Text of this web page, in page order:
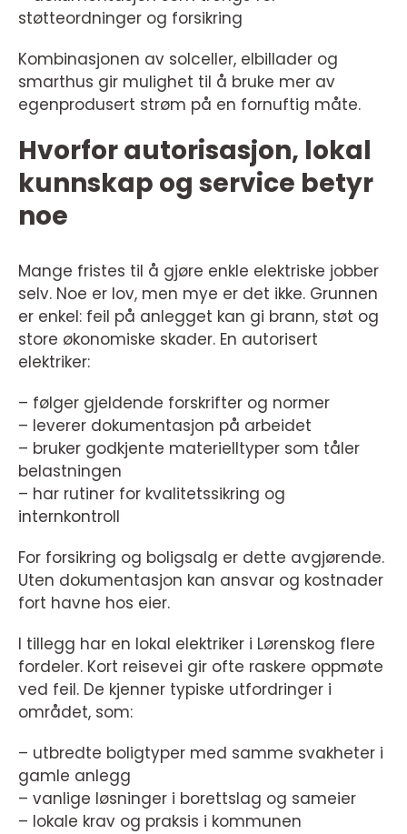
støtteordninger og forsikring
Kombinasjonen av solceller, elbillader og
smarthus gir mulighet til å bruke mer av
egenprodusert strøm på en fornuftig måte.
Hvorfor autorisasjon, lokal
kunnskap og service betyr
noe
Mange fristes til å gjøre enkle elektriske jobber
selv. Noe er lov, men mye er det ikke. Grunnen
er enkel: feil på anlegget kan gi brann, støt og
store økonomiske skader. En autorisert
elektriker:
– følger gjeldende forskrifter og normer
– leverer dokumentasjon på arbeidet
– bruker godkjente materielltyper som tåler
belastningen
– har rutiner for kvalitetssikring og
internkontroll
For forsikring og boligsalg er dette avgjørende.
Uten dokumentasjon kan ansvar og kostnader
fort havne hos eier.
I tillegg har en lokal elektriker i Lørenskog flere
fordeler. Kort reisevei gir ofte raskere oppmøte
ved feil. De kjenner typiske utfordringer i
området, som:
– utbredte boligtyper med samme svakheter i
gamle anlegg
– vanlige løsninger i borettslag og sameier
– lokale krav og praksis i kommunen